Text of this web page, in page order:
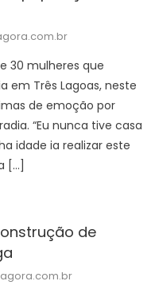
30 mulheres que
em Três Lagoas, neste
de emoção por
“Eu nunca tive casa
idade ia realizar este
[…]
de